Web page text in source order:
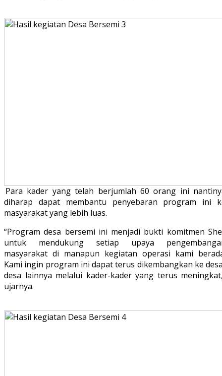
Para kader yang telah berjumlah 60 orang ini
diharap dapat membantu penyebaran program ini
masyarakat yang lebih luas.
“Program desa bersemi ini menjadi bukti komitmen
untuk mendukung setiap upaya
masyarakat di manapun kegiatan operasi kami
Kami ingin program ini dapat terus dikembangkan ke
desa lainnya melalui kader-kader yang terus
ujarnya.